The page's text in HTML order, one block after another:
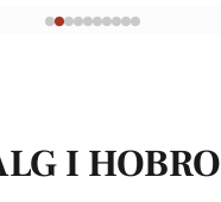
I HOBRO